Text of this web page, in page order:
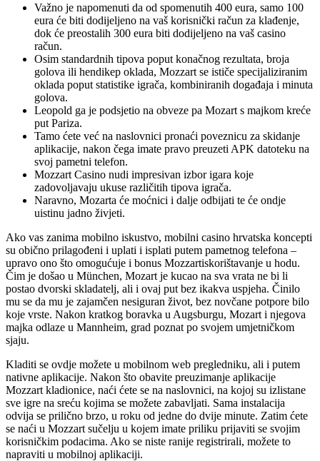
Važno je napomenuti da od spomenutih 400 eura, samo 100
eura će biti dodijeljeno na vaš korisnički račun za klađenje,
dok će preostalih 300 eura biti dodijeljeno na vaš casino
račun.
Osim standardnih tipova poput konačnog rezultata, broja
golova ili hendikep oklada, Mozzart se ističe specijaliziranim
oklada poput statistike igrača, kombiniranih događaja i minuta
golova.
Leopold ga je podsjetio na obveze pa Mozart s majkom kreće
put Pariza.
Tamo ćete već na naslovnici pronaći poveznicu za skidanje
aplikacije, nakon čega imate pravo preuzeti APK datoteku na
svoj pametni telefon.
Mozzart Casino nudi impresivan izbor igara koje
zadovoljavaju ukuse različitih tipova igrača.
Naravno, Mozarta će moćnici i dalje odbijati te će ondje
uistinu jadno živjeti.
Ako vas zanima mobilno iskustvo, mobilni casino hrvatska koncepti
su obično prilagođeni i uplati i isplati putem pametnog telefona –
upravo ono što omogućuje i bonus Mozzartiskorištavanje u hodu.
Čim je došao u München, Mozart je kucao na sva vrata ne bi li
postao dvorski skladatelj, ali i ovaj put bez ikakva uspjeha. Činilo
mu se da mu je zajamčen nesiguran život, bez novčane potpore bilo
koje vrste. Nakon kratkog boravka u Augsburgu, Mozart i njegova
majka odlaze u Mannheim, grad poznat po svojem umjetničkom
sjaju.
Kladiti se ovdje možete u mobilnom web pregledniku, ali i putem
nativne aplikacije. Nakon što obavite preuzimanje aplikacije
Mozzart kladionice, naći ćete se na naslovnici, na kojoj su izlistane
sve igre na sreću kojima se možete zabavljati. Sama instalacija
odvija se prilično brzo, u roku od jedne do dvije minute. Zatim ćete
se naći u Mozzart sučelju u kojem imate priliku prijaviti se svojim
korisničkim podacima. Ako se niste ranije registrirali, možete to
napraviti u mobilnoj aplikaciji.